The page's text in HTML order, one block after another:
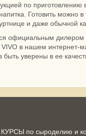
по приготовлению
Готовить можно в
и даже обычной
официальным дилером
VIVO в нашем интернет-
уверены в ее
по сыроделию и